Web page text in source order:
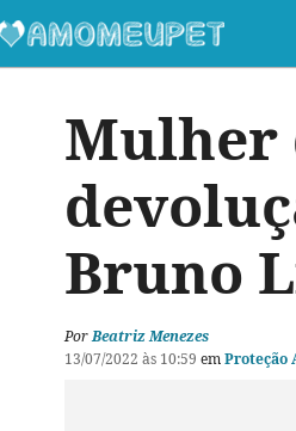
Mulher
Bruno
PorBeatriz Menezes
13/07/2022 às 10:59 emProteção